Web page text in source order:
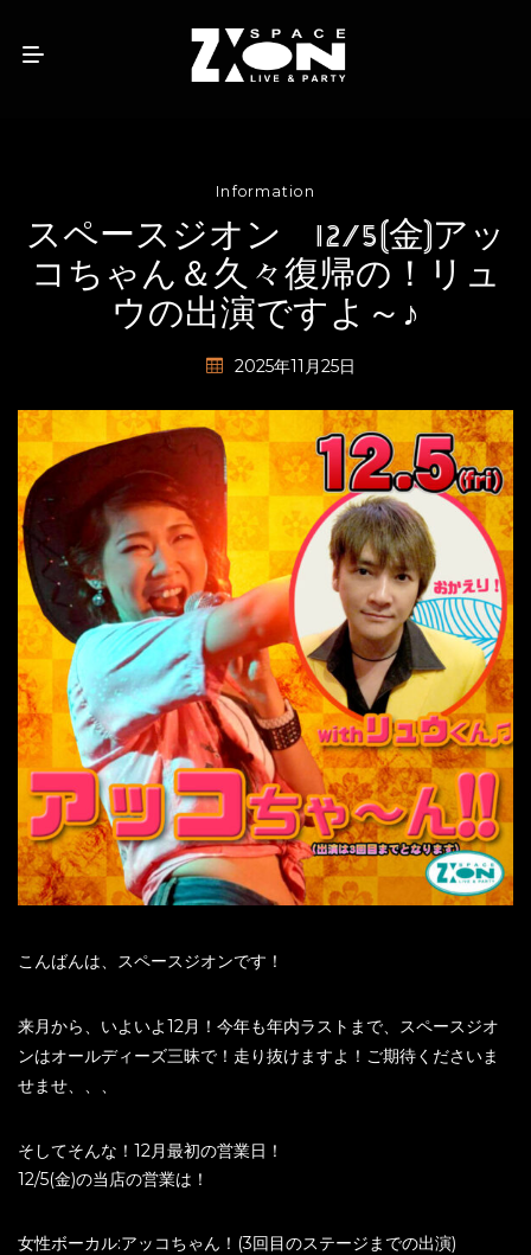
Information
スペースジオン 12/5(金)アッ
コちゃん＆久々復帰の！リュ
ウの出演ですよ～♪
2025年11月25日
こんばんは、スペースジオンです！
来月から、いよいよ12月！今年も年内ラストまで、スペースジオ
ンはオールディーズ三昧で！走り抜けますよ！ご期待くださいま
せませ、、、
そしてそんな！12月最初の営業日！
12/5(金)の当店の営業は！
女性ボーカル:アッコちゃん！(3回目のステージまでの出演)